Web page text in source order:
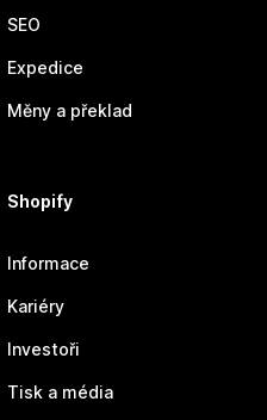
SEO
Expedice
Měny a překlad
Shopify
Informace
Kariéry
Investoři
Tisk a média